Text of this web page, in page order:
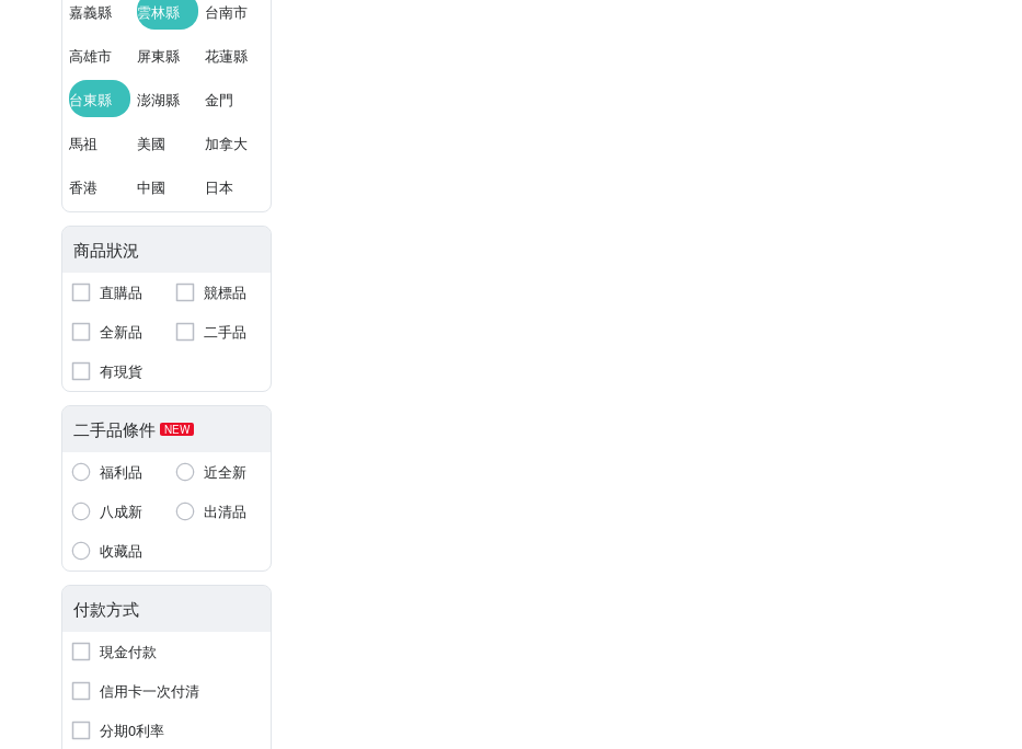
嘉義縣 雲林縣 台南市
高雄市 屏東縣 花蓮縣
台東縣 澎湖縣 金門
馬祖 美國 加拿大
香港 中國 日本
商品狀況
直購品
競標品
全新品
二手品
有現貨
二手品條件 NEW
福利品
近全新
八成新
出清品
收藏品
付款方式
現金付款
信用卡一次付清
分期0利率